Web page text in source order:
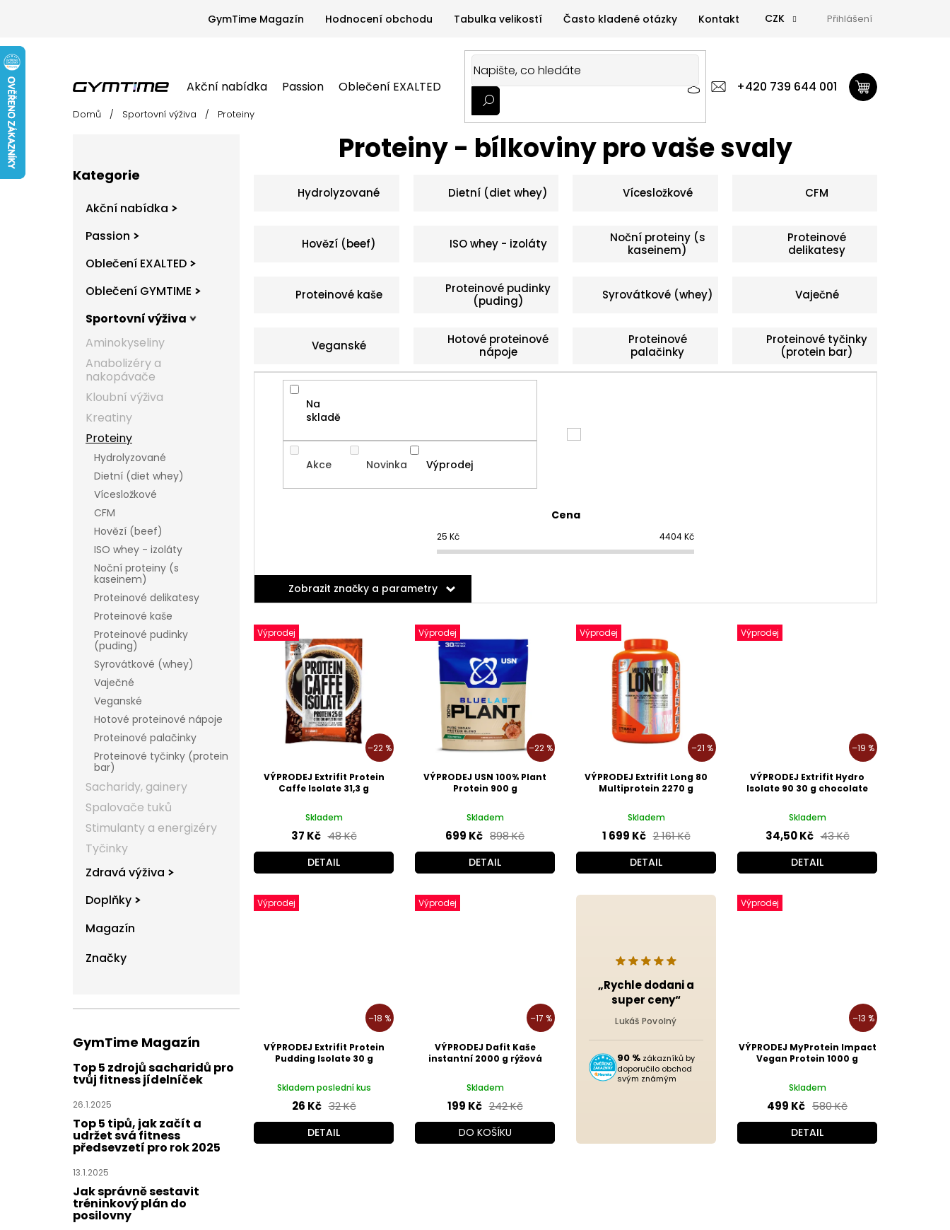
GymTime Magazín Hodnocení obchodu Tabulka velikostí Často kladené otázky Kontakt CZK Přihlášení
+420 739 644 001
Akční nabídka Passion Oblečení EXALTED Oblečení GYMTIME Sportovní výživa Zdravá výživa Doplňky GymTime Magazín
Akční nabídka Passion Oblečení EXALTED Oblečení GYMTIME Sportovní výživa Zdravá výživa Doplňky
Domů / Sportovní výživa / Proteiny
kategorie
Kategorie
Akční nabídka
Passion
Oblečení EXALTED
Oblečení GYMTIME
Sportovní výživa
Aminokyseliny
Anabolizéry a
nakopávače
Kloubní výživa
Kreatiny
Proteiny
Hydrolyzované
Dietní (diet whey)
Vícesložkové
CFM
Hovězí (beef)
ISO whey - izoláty
Noční proteiny (s
kaseinem)
Proteinové delikatesy
Proteinové kaše
Proteinové pudinky
(puding)
Syrovátkové (whey)
Vaječné
Veganské
Hotové proteinové nápoje
Proteinové palačinky
Proteinové tyčinky (protein
bar)
Sacharidy, gainery
Spalovače tuků
Stimulanty a energizéry
Tyčinky
Zdravá výživa
Doplňky
Magazín
Značky
GymTime Magazín
Top 5 zdrojů sacharidů pro
tvůj fitness jídelníček
26.1.2025
Top 5 tipů, jak začít a
udržet svá fitness
předsevzetí pro rok 2025
13.1.2025
Jak správně sestavit
tréninkový plán do
posilovny
Proteiny - bílkoviny pro vaše svaly
Hydrolyzované Dietní (diet whey) Vícesložkové CFM
Hovězí (beef) ISO whey - izoláty
Noční proteiny (s
kaseinem)
Proteinové
delikatesy
Proteinové kaše
Proteinové pudinky
(puding)
Syrovátkové (whey) Vaječné
Veganské
Hotové proteinové
nápoje
Proteinové
palačinky
Proteinové tyčinky
(protein bar)
Cena
25 Kč 4404Kč
Zobrazit značky a parametry
Na
skladě
Akce Novinka Výprodej
V
ýVýprodej
–22 %
VÝPRODEJ Extrifit Protein
Caffe Isolate 31,3 g
Skladem
37 Kč 48 Kč
DETAIL
Výprodej
–22 %
VÝPRODEJ USN 100% Plant
Protein 900 g
Skladem
699 Kč 898 Kč
DETAIL
Výprodej
–21 %
VÝPRODEJ Extrifit Long 80
Multiprotein 2270 g
Skladem
1 699 Kč 2 161 Kč
DETAIL
Výprodej
–19 %
VÝPRODEJ Extrifit Hydro
Isolate 90 30 g chocolate
Skladem
34,50 Kč 43 Kč
DETAIL
Výprodej
–18 %
VÝPRODEJ Extrifit Protein
Pudding Isolate 30 g
Skladem poslední kus
26 Kč 32 Kč
DETAIL
Výprodej
–17 %
VÝPRODEJ Dafit Kaše
instantní 2000 g rýžová
Skladem
199 Kč 242 Kč
DO KOŠÍKU
„Rychle dodani a
super ceny“
Lukáš Povolný
90 % zákazníků by
doporučilo obchod
svým známým
Výprodej
–13 %
VÝPRODEJ MyProtein Impact
Vegan Protein 1000 g
Skladem
499 Kč 580 Kč
DETAIL